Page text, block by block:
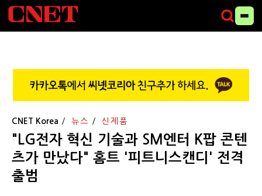
CNET Korea 뉴스 신제품
"LG전자 혁신 기술과 SM엔터 K팝 콘텐
츠가 만났다" 홈트 '피트니스캔디' 전격
출범